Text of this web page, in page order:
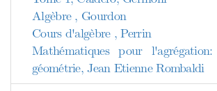
Algèbre , Gourdon
Cours d'algèbre , Perrin
Mathématiques pour
géométrie, Jean Etienne Rombaldi